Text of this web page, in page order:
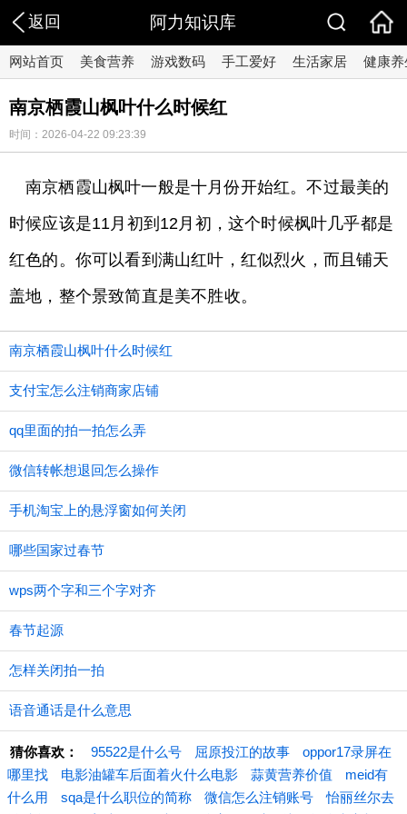
返回 阿力知识库
网站首页 美食营养 游戏数码 手工爱好 生活家居 健康养
南京栖霞山枫叶什么时候红
时间：2026-04-22 09:23:39
南京栖霞山枫叶一般是十月份开始红。不过最美的
时候应该是11月初到12月初，这个时候枫叶几乎都是
红色的。你可以看到满山红叶，红似烈火，而且铺天
盖地，整个景致简直是美不胜收。
南京栖霞山枫叶什么时候红
支付宝怎么注销商家店铺
qq里面的拍一拍怎么弄
微信转帐想退回怎么操作
手机淘宝上的悬浮窗如何关闭
哪些国家过春节
wps两个字和三个字对齐
春节起源
怎样关闭拍一拍
语音通话是什么意思
猜你喜欢： 95522是什么号 屈原投江的故事
oppor17录屏在
哪里找
电影油罐车后面着火什么电影 蒜黄营养价值
meid有
什么用
sqa是什么职位的简称 微信怎么注销账号
怡丽丝尔去